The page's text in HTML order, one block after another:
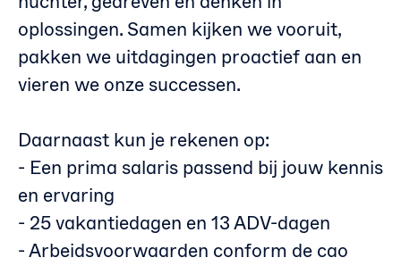
oplossingen. Samen kijken we vooruit,
pakken we uitdagingen proactief aan en
vieren we onze successen.
Daarnaast kun je rekenen op:
- Een prima salaris passend bij jouw kennis
en ervaring
- 25 vakantiedagen en 13 ADV-dagen
- Arbeidsvoorwaarden conform de cao